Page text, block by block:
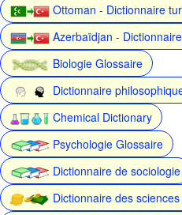
Ottoman - Dictionnaire
Azerbaïdjan -
Biologie Glossaire
Dictionnaire
Chemical Dictionary
Psychologie Glossaire
Dictionnaire de sociologie
Dictionnaire des